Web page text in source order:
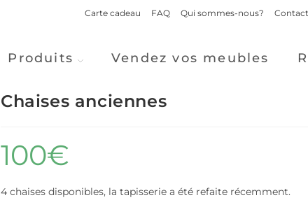
Carte cadeau FAQ Qui sommes-nous? Contact
Produits Vendez vos meubles
Chaises anciennes
100€
4 chaises disponibles, la tapisserie a été refaite récemment.